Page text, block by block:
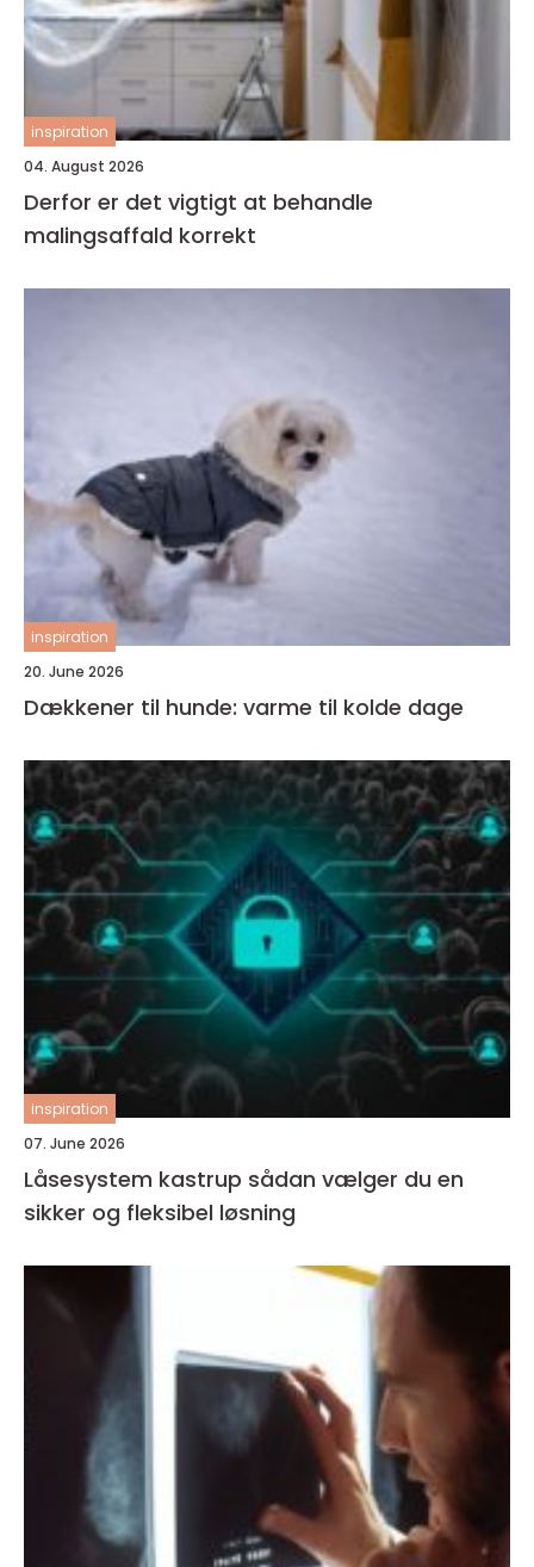
inspiration
04. August 2026
Derfor er det vigtigt at behandle
malingsaffald korrekt
inspiration
20. June 2026
Dækkener til hunde: varme til kolde dage
inspiration
07. June 2026
Låsesystem kastrup sådan vælger du en
sikker og fleksibel løsning